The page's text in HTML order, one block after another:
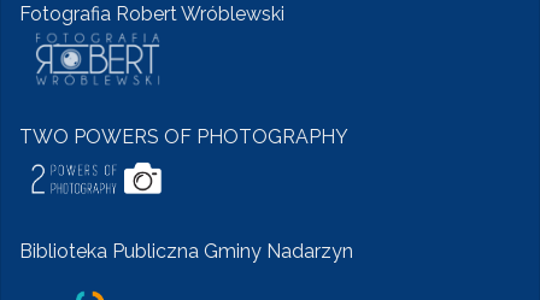
Fotografia Robert Wróblewski
TWO POWERS OF PHOTOGRAPHY
Biblioteka Publiczna Gminy Nadarzyn